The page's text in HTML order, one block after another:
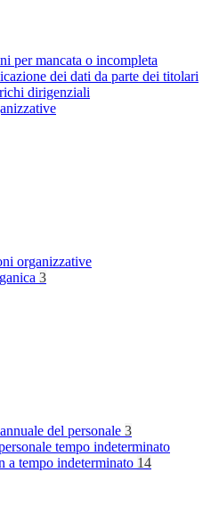
per mancata o incompleta
dei dati da parte dei titolari
dirigenziali
organizzative
3
del personale 3
tempo indeterminato
a tempo indeterminato 14